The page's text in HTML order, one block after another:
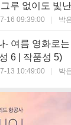
루 없이도 빛난 새
성 6)
16 09:39:00 박
- 여름 영화로
6 | 작품성 5)
13 10:49:00 박